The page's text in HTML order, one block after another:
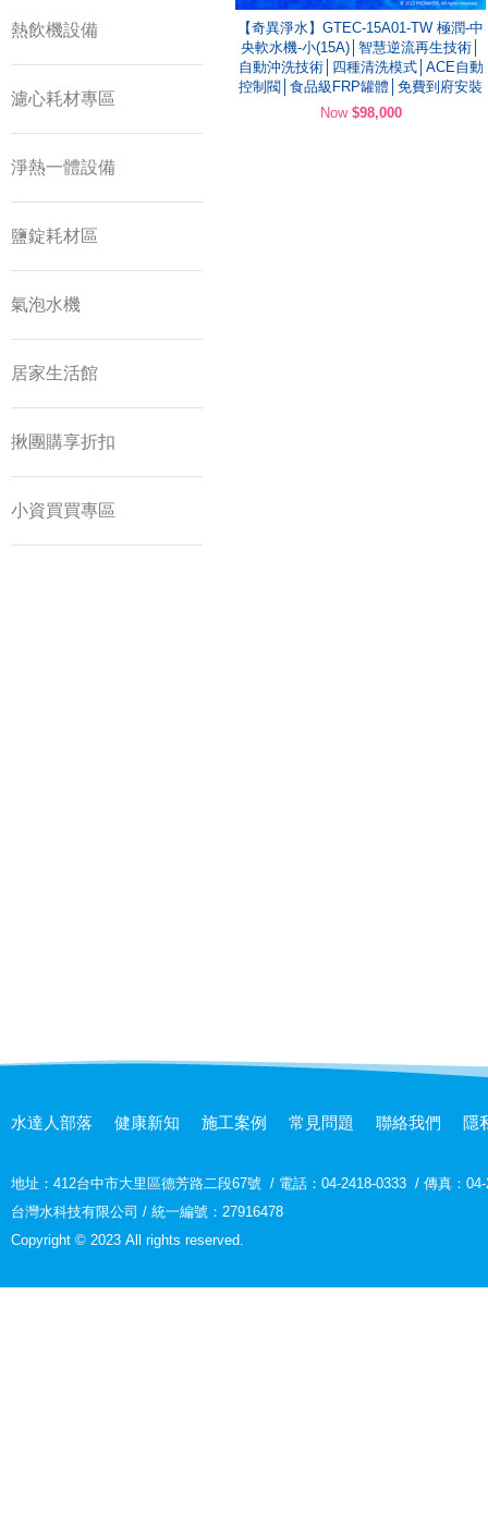
熱飲機設備
濾心耗材專區
淨熱一體設備
鹽錠耗材區
氣泡水機
居家生活館
揪團購享折扣
小資買買專區
【奇異淨水】GTEC-15A01-TW 極潤-中
央軟水機-小(15A)│智慧逆流再生技術│
自動沖洗技術│四種清洗模式│ACE自動
控制閥│食品級FRP罐體│免費到府安裝
Now $98,000
水達人部落 健康新知 施工案例 常見問題 聯絡我們 隱
地址： 412台中市大里區德芳路二段67號 / 電話：04-2418-0333 / 傳真：
台灣水科技有限公司 / 統一編號：27916478
Copyright © 2023 All rights reserved.